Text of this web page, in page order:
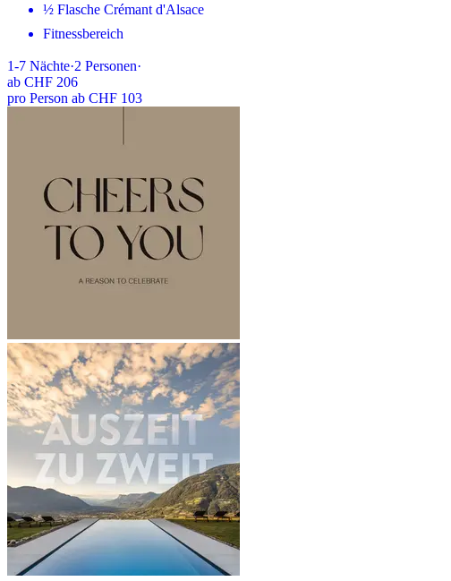
½ Flasche Crémant d'Alsace
Fitnessbereich
1-7 Nächte·2 Personen·
ab CHF 206
pro Person ab CHF 103